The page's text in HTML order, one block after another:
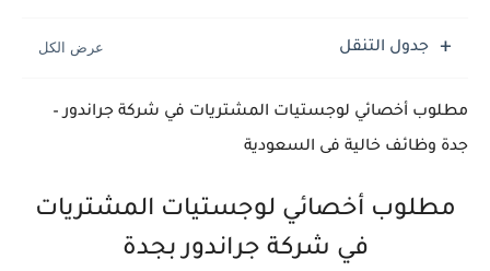
جدول التنقل
مطلوب أخصائي لوجستيات المشتريات في شركة جراندور –
جدة وظائف خالية فى السعودية
مطلوب أخصائي لوجستيات المشتريات
في شركة جراندور بجدة